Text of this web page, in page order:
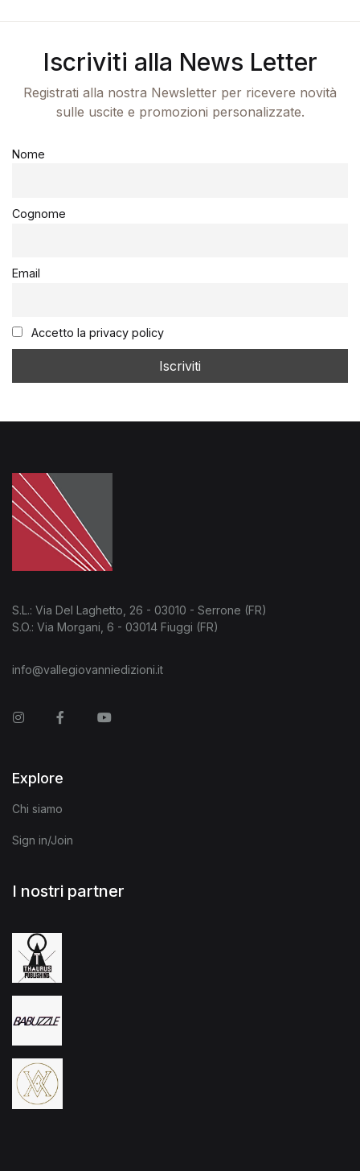
Iscriviti alla News Letter
Registrati alla nostra Newsletter per ricevere novità
sulle uscite e promozioni personalizzate.
Nome
Cognome
Email
Accetto la privacy policy
S.L.: Via Del Laghetto, 26 - 03010 - Serrone (FR)
S.O.: Via Morgani, 6 - 03014 Fiuggi (FR)
info@vallegiovanniedizioni.it
InstagramFacebookYou Tube
Explore
Chi siamo
Sign in/Join
I nostri partner